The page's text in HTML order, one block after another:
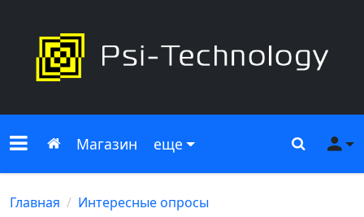
Меню сайта
Главная
Магазин еще Поиск
Главная Интересные опросы